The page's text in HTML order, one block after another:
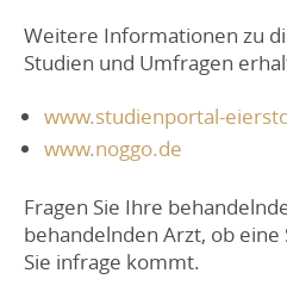
Weitere Informationen zu
Studien und Umfragen
www.studienportal-
www.noggo.de
Fragen Sie Ihre
behandelnden Arzt, ob
Sie infrage kommt.